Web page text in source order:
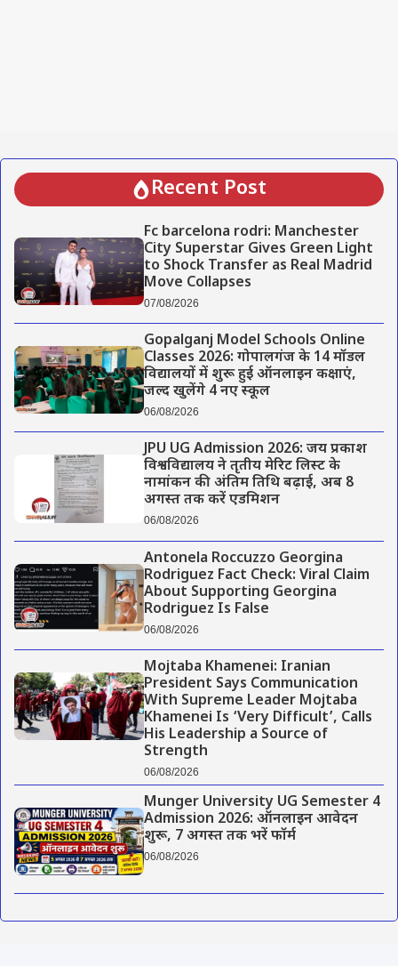
Recent Post
Fc barcelona rodri: Manchester
City Superstar Gives Green Light
to Shock Transfer as Real Madrid
Move Collapses
07/08/2026
Gopalganj Model Schools Online
Classes 2026: गोपालगंज के 14 मॉडल
विद्यालयों में शुरू हुई ऑनलाइन कक्षाएं,
जल्द खुलेंगे 4 नए स्कूल
06/08/2026
JPU UG Admission 2026: जय प्रकाश
विश्वविद्यालय ने तृतीय मेरिट लिस्ट के
नामांकन की अंतिम तिथि बढ़ाई, अब 8
अगस्त तक करें एडमिशन
06/08/2026
Antonela Roccuzzo Georgina
Rodriguez Fact Check: Viral Claim
About Supporting Georgina
Rodriguez Is False
06/08/2026
Mojtaba Khamenei: Iranian
President Says Communication
With Supreme Leader Mojtaba
Khamenei Is ‘Very Difficult’, Calls
His Leadership a Source of
Strength
06/08/2026
Munger University UG Semester 4
Admission 2026: ऑनलाइन आवेदन
शुरू, 7 अगस्त तक भरें फॉर्म
06/08/2026